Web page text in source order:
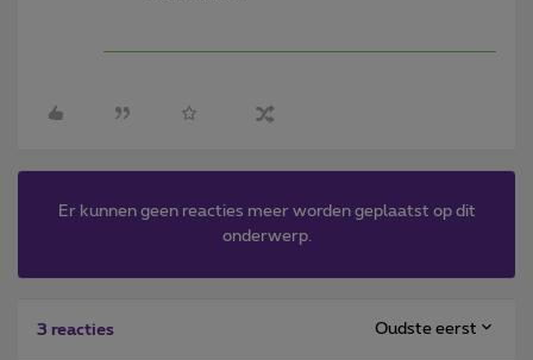
Er kunnen geen reacties meer worden geplaatst op dit
onderwerp.
3 reacties Oudste eerst